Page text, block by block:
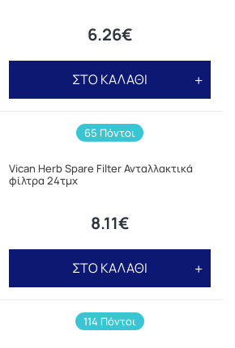
6.26€
ΣΤΟ ΚΑΛΑΘΙ
65 Πόντοι
Vican Herb Spare Filter Ανταλλακτικά
φίλτρα 24τμχ
8.11€
ΣΤΟ ΚΑΛΑΘΙ
114 Πόντοι